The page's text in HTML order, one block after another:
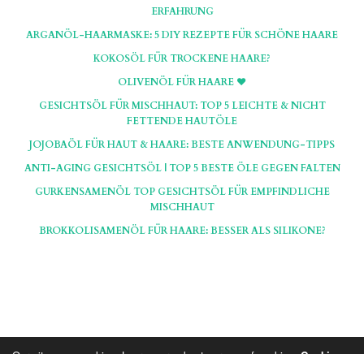
ERFAHRUNG
ARGANÖL-HAARMASKE: 5 DIY REZEPTE FÜR SCHÖNE HAARE
KOKOSÖL FÜR TROCKENE HAARE?
OLIVENÖL FÜR HAARE ♥
GESICHTSÖL FÜR MISCHHAUT: TOP 5 LEICHTE & NICHT
FETTENDE HAUTÖLE
JOJOBAÖL FÜR HAUT & HAARE: BESTE ANWENDUNG-TIPPS
ANTI-AGING GESICHTSÖL | TOP 5 BESTE ÖLE GEGEN FALTEN
GURKENSAMENÖL TOP GESICHTSÖL FÜR EMPFINDLICHE
MISCHHAUT
BROKKOLISAMENÖL FÜR HAARE: BESSER ALS SILIKONE?